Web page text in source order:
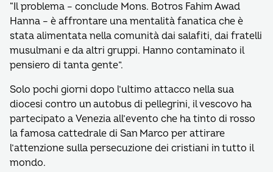
“Il problema – conclude Mons. Botros Fahim Awad
Hanna – è affrontare una mentalità fanatica che è
stata alimentata nella comunità dai salafiti, dai fratelli
musulmani e da altri gruppi. Hanno contaminato il
pensiero di tanta gente”.
Solo pochi giorni dopo l’ultimo attacco nella sua
diocesi contro un autobus di pellegrini, il vescovo ha
partecipato a Venezia all’evento che ha tinto di rosso
la famosa cattedrale di San Marco per attirare
l’attenzione sulla persecuzione dei cristiani in tutto il
mondo.